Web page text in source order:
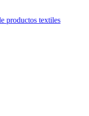
productos textiles